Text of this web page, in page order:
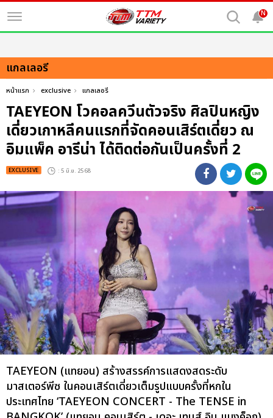
N
แกลเลอรี
หน้าแรก exclusive แกลเลอรี
TAEYEON โวคอลควีนตัวจริง ศิลปินหญิง
เดี่ยวเกาหลีคนแรกที่จัดคอนเสิร์ตเดี่ยว ณ
อิมแพ็ค อารีน่า ได้ติดต่อกันเป็นครั้งที่ 2
EXCLUSIVE : 5 มิ.ย. 2568
TAEYEON (แทยอน) สร้างสรรค์การแสดงสดระดับ
มาสเตอร์พีซ ในคอนเสิร์ตเดี่ยวเต็มรูปแบบครั้งที่หกใน
ประเทศไทย ‘TAEYEON CONCERT - The TENSE in